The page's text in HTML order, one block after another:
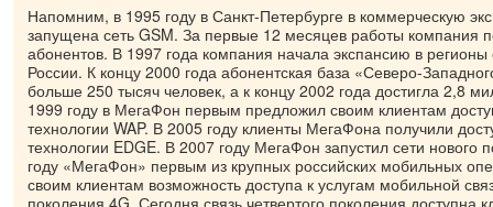
Напомним, в 1995 году в Санкт-Петербурге в коммерческую
запущена сеть GSM. За первые 12 месяцев работы компания
абонентов. В 1997 года компания начала экспансию в регионы
России. К концу 2000 года абонентская база «Северо-
больше 250 тысяч человек, а к концу 2002 года достигла 2,8
1999 году в МегаФон первым предложил своим клиентам
технологии WAP. В 2005 году клиенты МегаФона получили
технологии EDGE. В 2007 году МегаФон запустил сети нового
году «МегаФон» первым из крупных российских мобильных
своим клиентам возможность доступа к услугам мобильной